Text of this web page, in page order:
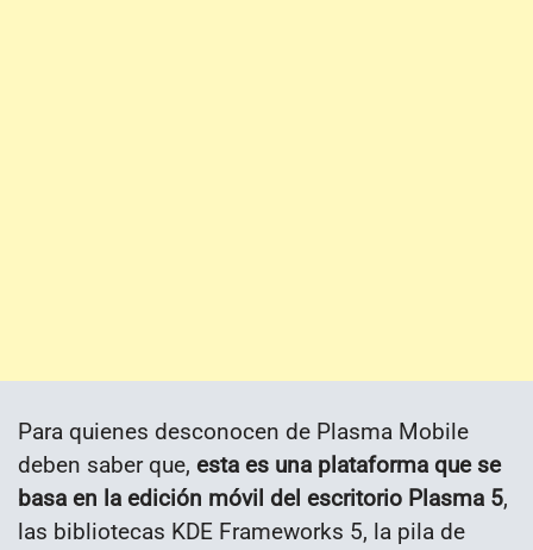
Para quienes desconocen de Plasma Mobile
deben saber que, esta es una plataforma que se
basa en la edición móvil del escritorio Plasma 5,
las bibliotecas KDE Frameworks 5, la pila de